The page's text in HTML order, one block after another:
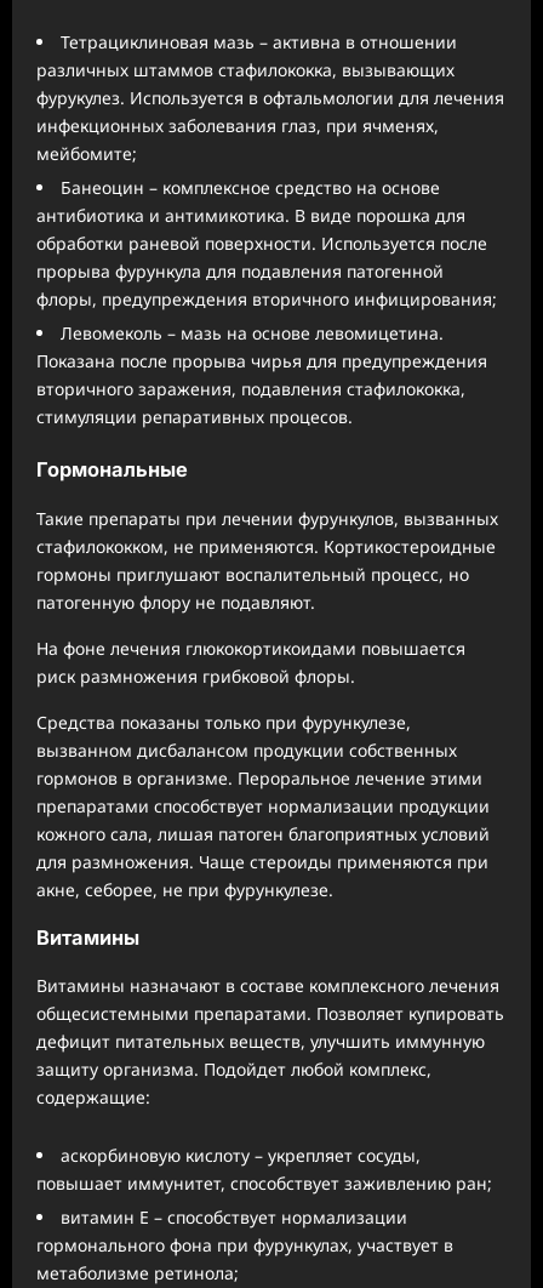
Тетрациклиновая мазь – активна в отношении
различных штаммов стафилококка, вызывающих
фурукулез. Используется в офтальмологии для лечения
инфекционных заболевания глаз, при ячменях,
мейбомите;
Банеоцин – комплексное средство на основе
антибиотика и антимикотика. В виде порошка для
обработки раневой поверхности. Используется после
прорыва фурункула для подавления патогенной
флоры, предупреждения вторичного инфицирования;
Левомеколь – мазь на основе левомицетина.
Показана после прорыва чирья для предупреждения
вторичного заражения, подавления стафилококка,
стимуляции репаративных процесов.
Гормональные
Такие препараты при лечении фурункулов, вызванных
стафилококком, не применяются. Кортикостероидные
гормоны приглушают воспалительный процесс, но
патогенную флору не подавляют.
На фоне лечения глюкокортикоидами повышается
риск размножения грибковой флоры.
Средства показаны только при фурункулезе,
вызванном дисбалансом продукции собственных
гормонов в организме. Пероральное лечение этими
препаратами способствует нормализации продукции
кожного сала, лишая патоген благоприятных условий
для размножения. Чаще стероиды применяются при
акне, себорее, не при фурункулезе.
Витамины
Витамины назначают в составе комплексного лечения
общесистемными препаратами. Позволяет купировать
дефицит питательных веществ, улучшить иммунную
защиту организма. Подойдет любой комплекс,
содержащие:
аскорбиновую кислоту – укрепляет сосуды,
повышает иммунитет, способствует заживлению ран;
витамин Е – способствует нормализации
гормонального фона при фурункулах, участвует в
метаболизме ретинола;